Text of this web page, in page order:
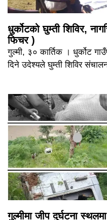
धुर्कोटको घुम्ती शिविर,
फिचर )
गुल्मी, ३० कार्तिक । धुर्कोट
दिने उदेश्यले घुम्ती शिविर
गुल्मीमा जीप दुर्घटना